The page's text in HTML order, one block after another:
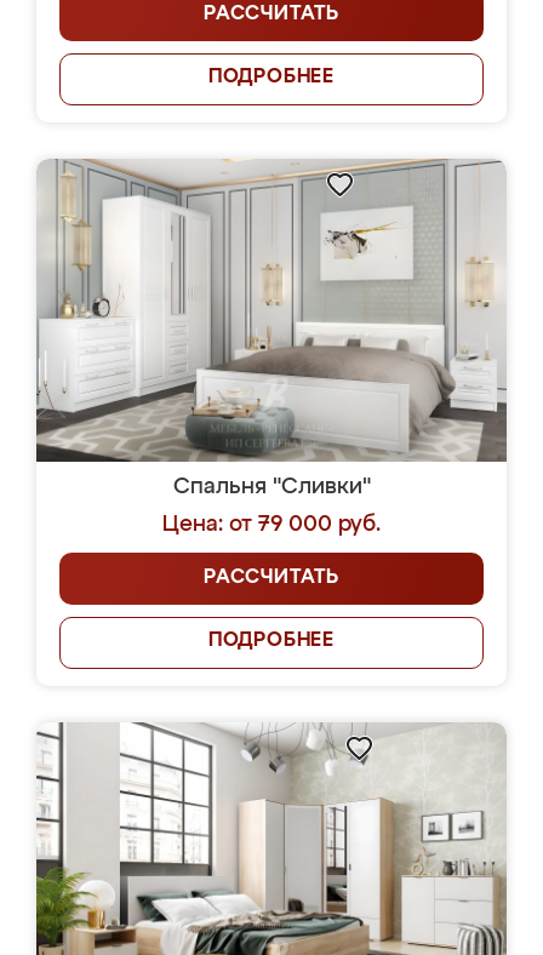
РАССЧИТАТЬ
ПОДРОБНЕЕ
Спальня "Сливки"
Цена: от 79 000 руб.
РАССЧИТАТЬ
ПОДРОБНЕЕ